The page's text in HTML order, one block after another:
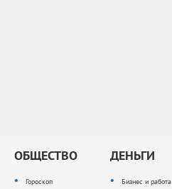
ОБЩЕСТВО
Гороскоп
ДЕНЬГИ
Бизнес и работа